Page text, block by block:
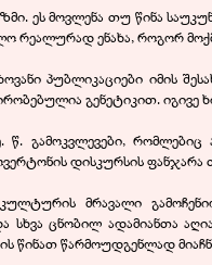
ეს მოვლენა თუ წინა
რეალურად ენახა, როგორ
პუბლიკაციები იმის
გენეტიკით.
წ. გამოკვლევები,
დისკურსის ფანჯარა
მრავალი
სხვა ცნობილ ადამიანთა
წინათ წარმოუდგენლად